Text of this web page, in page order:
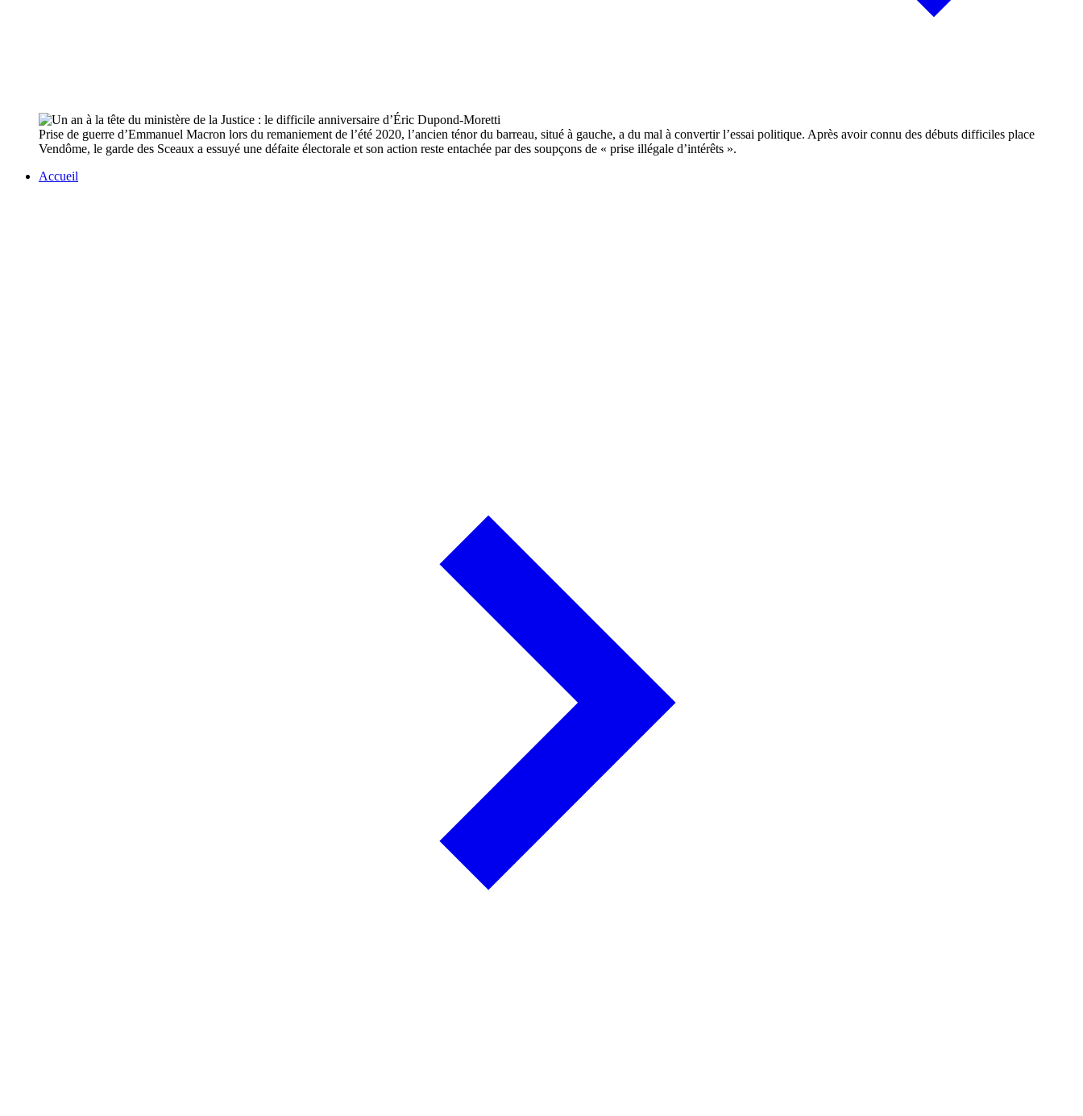
Prise de guerre d’Emmanuel Macron lors du remaniement de l’été 2020, l’ancien ténor du barreau, situé à gauche, a du mal à convertir l’essai politique. Après avoir connu des débuts difficiles place
Vendôme, le garde des Sceaux a essuyé une défaite électorale et son action reste entachée par des soupçons de « prise illégale d’intérêts ».
Accueil